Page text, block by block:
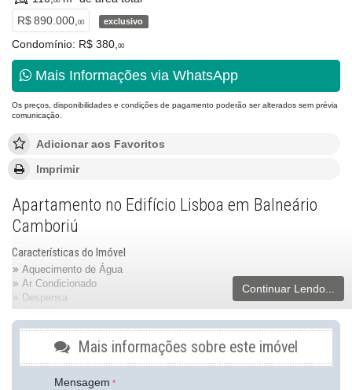
R$ 890.000, 00 exclusivo
Condomínio: R$ 380, 00
Mais Informações via WhatsApp
Os preços, disponibilidades e condições de pagamento poderão ser alterados sem prévia
comunicação.
Adicionar aos Favoritos
Imprimir
Apartamento no Edifício Lisboa em Balneário
Camboriú
Características do Imóvel
Aquecimento de Água
Ar Condicionado
Despensa
Piso Porcelanato
Decorado
Móveis Planejados
Área de Serviço
Sala de Estar
Sala de Jantar
Continuar Lendo...
Mais informações sobre este imóvel
Mensagem